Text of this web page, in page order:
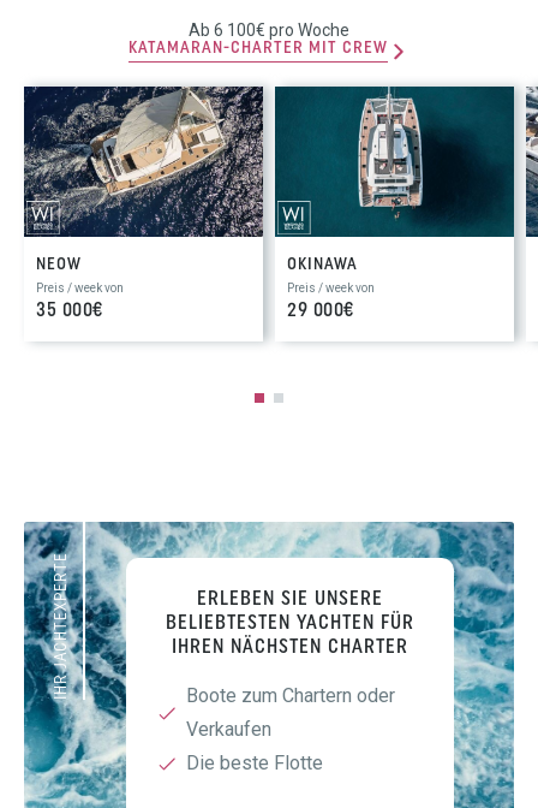
Ab 6 100€ pro Woche
KATAMARAN-CHARTER MIT CREW
NEOW
Preis / week von
35 000€
OKINAWA
Preis / week von
29 000€
IHR JACHTEXPERTE
ERLEBEN SIE UNSERE
BELIEBTESTEN YACHTEN FÜR
IHREN NÄCHSTEN CHARTER
Boote zum Chartern oder
Verkaufen
Die beste Flotte